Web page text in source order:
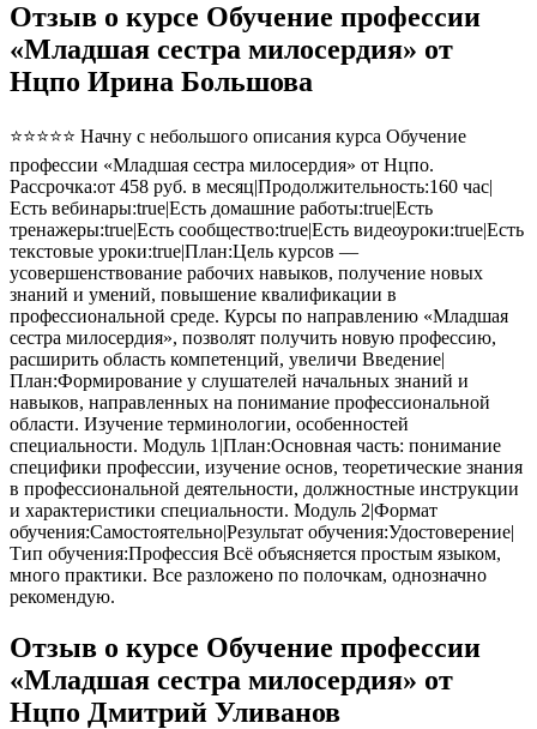
Отзыв о курсе Обучение профессии
«Младшая сестра милосердия» от
Нцпо Ирина Большова
⭐⭐⭐⭐⭐ Начну с небольшого описания курса Обучение
профессии «Младшая сестра милосердия» от Нцпо.
Рассрочка:от 458 руб. в месяц|Продолжительность:160 час|
Есть вебинары:true|Есть домашние работы:true|Есть
тренажеры:true|Есть сообщество:true|Есть видеоуроки:true|Есть
текстовые уроки:true|План:Цель курсов —
усовершенствование рабочих навыков, получение новых
знаний и умений, повышение квалификации в
профессиональной среде. Курсы по направлению «Младшая
сестра милосердия», позволят получить новую профессию,
расширить область компетенций, увеличи Введение|
План:Формирование у слушателей начальных знаний и
навыков, направленных на понимание профессиональной
области. Изучение терминологии, особенностей
специальности. Модуль 1|План:Основная часть: понимание
специфики профессии, изучение основ, теоретические знания
в профессиональной деятельности, должностные инструкции
и характеристики специальности. Модуль 2|Формат
обучения:Самостоятельно|Результат обучения:Удостоверение|
Тип обучения:Профессия Всё объясняется простым языком,
много практики. Все разложено по полочкам, однозначно
рекомендую.
Отзыв о курсе Обучение профессии
«Младшая сестра милосердия» от
Нцпо Дмитрий Уливанов